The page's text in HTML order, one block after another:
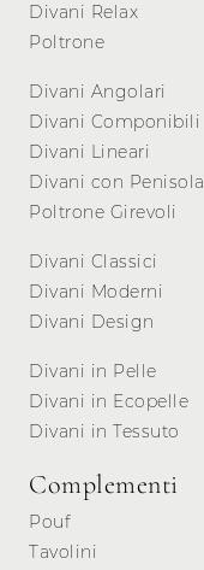
Divani Relax
Poltrone
Divani Angolari
Divani Componibili
Divani Lineari
Divani con Penisola
Poltrone Girevoli
Divani Classici
Divani Moderni
Divani Design
Divani in Pelle
Divani in Ecopelle
Divani in Tessuto
Complementi
Pouf
Tavolini